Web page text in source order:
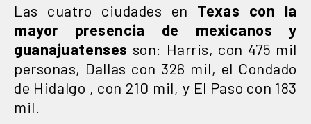
Las cuatro ciudades en Texas con la
mayor presencia de mexicanos y
guanajuatenses son: Harris, con 475 mil
personas, Dallas con 326 mil, el Condado
de Hidalgo , con 210 mil, y El Paso con 183
mil.